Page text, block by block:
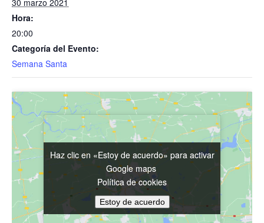
30 marzo 2021
Hora:
20:00
Categoría del Evento:
Semana Santa
Haz clic en «Estoy de acuerdo» para activar
Google maps
Política de cookies
Estoy de acuerdo
Haz clic en «Estoy de acuerdo» para activar
Google maps
Política de cookies
Estoy de acuerdo